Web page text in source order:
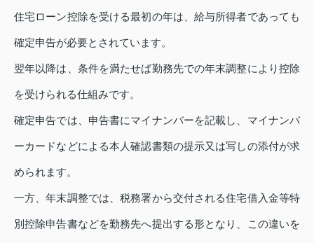
住宅ローン控除を受ける最初の年は、給与所得者であっても
確定申告が必要とされています。
翌年以降は、条件を満たせば勤務先での年末調整により控除
を受けられる仕組みです。
確定申告では、申告書にマイナンバーを記載し、マイナンバ
ーカードなどによる本人確認書類の提示又は写しの添付が求
められます。
一方、年末調整では、税務署から交付される住宅借入金等特
別控除申告書などを勤務先へ提出する形となり、この違いを